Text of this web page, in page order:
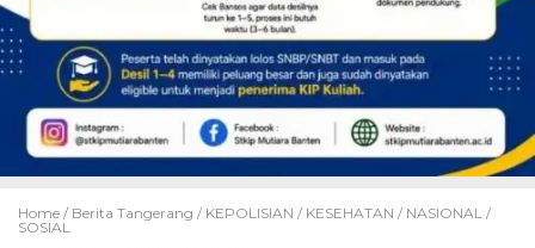
Home / Berita Tangerang / KEPOLISIAN / KESEHATAN / NASIONAL /
SOSIAL